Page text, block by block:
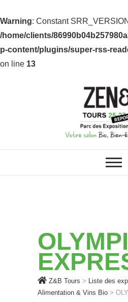
Warning: Constant
/home/clients/
p-content/plugins/super-rss-
on line 13
Z&B Tours
ZEN & BIO : VOS
BIEN-ÊTRE ET
Z&B Tours > Liste des
Alimentation & Vins Bio >